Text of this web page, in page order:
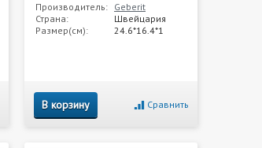
Производитель: Geberit
Страна:
Швейцария
Размер(см):
24.6*16.4*1
В корзину Сравнить